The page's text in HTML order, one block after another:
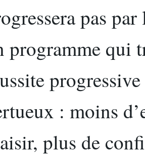
pas
programme qui
: moins
plus de